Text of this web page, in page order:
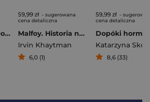
Głosy z głębi. Nieoczywista podróż przez Włochy
59,99 zł - sugerowana
cena detaliczna
Malfoy. Historia najmroczniejszej rodziny czarodziejów
Irvin Khaytman
6,0 (1)
59,99 zł -
cena detaliczna
8,6 (33)